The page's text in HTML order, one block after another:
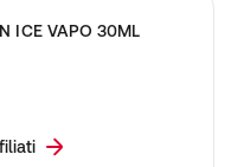
ICE VAPO 30ML
De Toilette Spray